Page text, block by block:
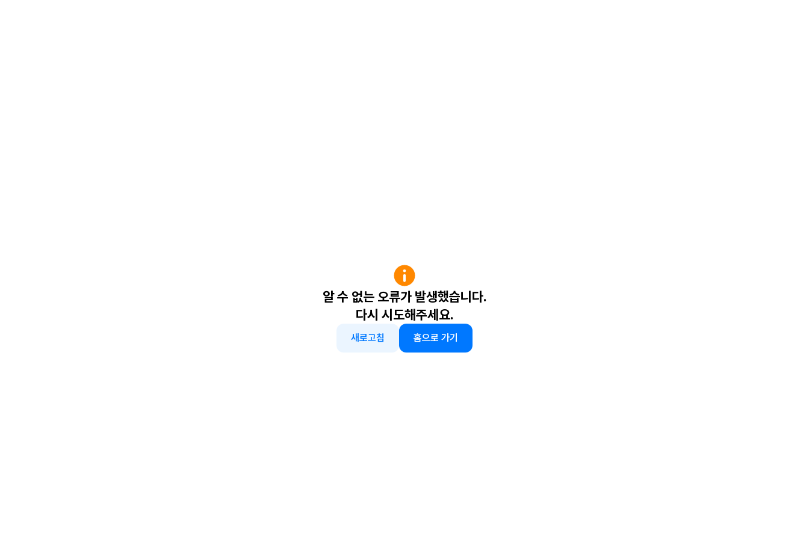
알 수 없는 오류가 발생했습니다.
다시 시도해주세요.
새로고침 홈으로 가기